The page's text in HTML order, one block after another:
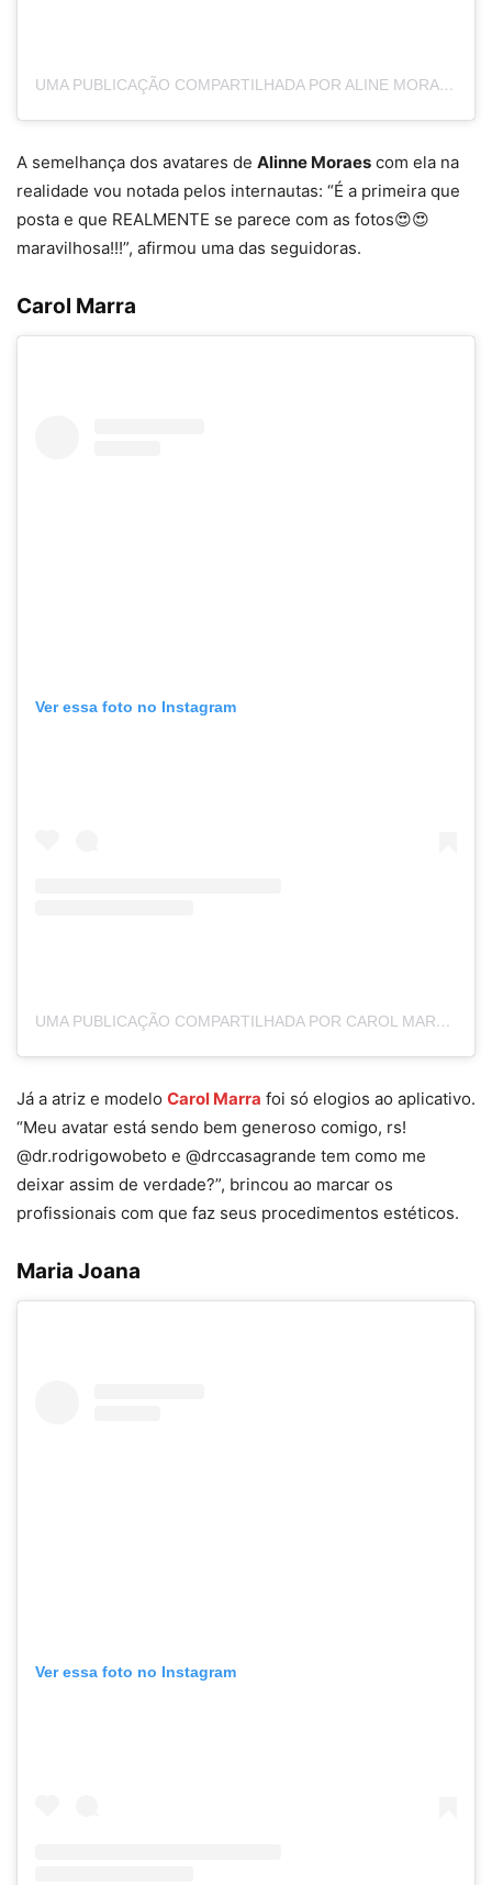
UMA PUBLICAÇÃO COMPARTILHADA POR ALINE MORAIS (@ALINNEMORAES)
A semelhança dos avatares de Alinne Moraes com ela na
realidade vou notada pelos internautas: “É a primeira que
posta e que REALMENTE se parece com as fotos😍😍
maravilhosa!!!”, afirmou uma das seguidoras.
Carol Marra
Ver essa foto no Instagram
UMA PUBLICAÇÃO COMPARTILHADA POR CAROL MARRA ♛ (@CAROLMARRAREAL)
Já a atriz e modelo Carol Marra foi só elogios ao aplicativo.
“Meu avatar está sendo bem generoso comigo, rs!
@dr.rodrigowobeto e @drccasagrande tem como me
deixar assim de verdade?”, brincou ao marcar os
profissionais com que faz seus procedimentos estéticos.
Maria Joana
Ver essa foto no Instagram